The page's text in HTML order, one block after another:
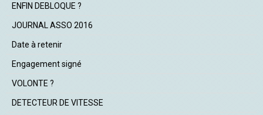
ENFIN DEBLOQUE ?
JOURNAL ASSO 2016
Date à retenir
Engagement signé
VOLONTE ?
DETECTEUR DE VITESSE